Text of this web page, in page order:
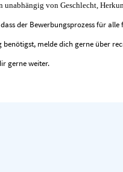
unabhängig von Geschlecht,
der Bewerbungsprozess für
benötigst, melde dich gerne über
gerne weiter.